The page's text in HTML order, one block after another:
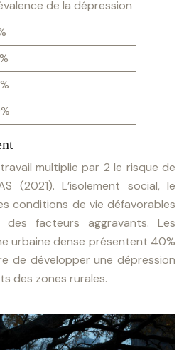
de la dépression
multiplie par 2 le risque de
(2021). L’isolement social, le
conditions de vie défavorables
des facteurs aggravants. Les
urbaine dense présentent 40%
de développer une dépression
des zones rurales.